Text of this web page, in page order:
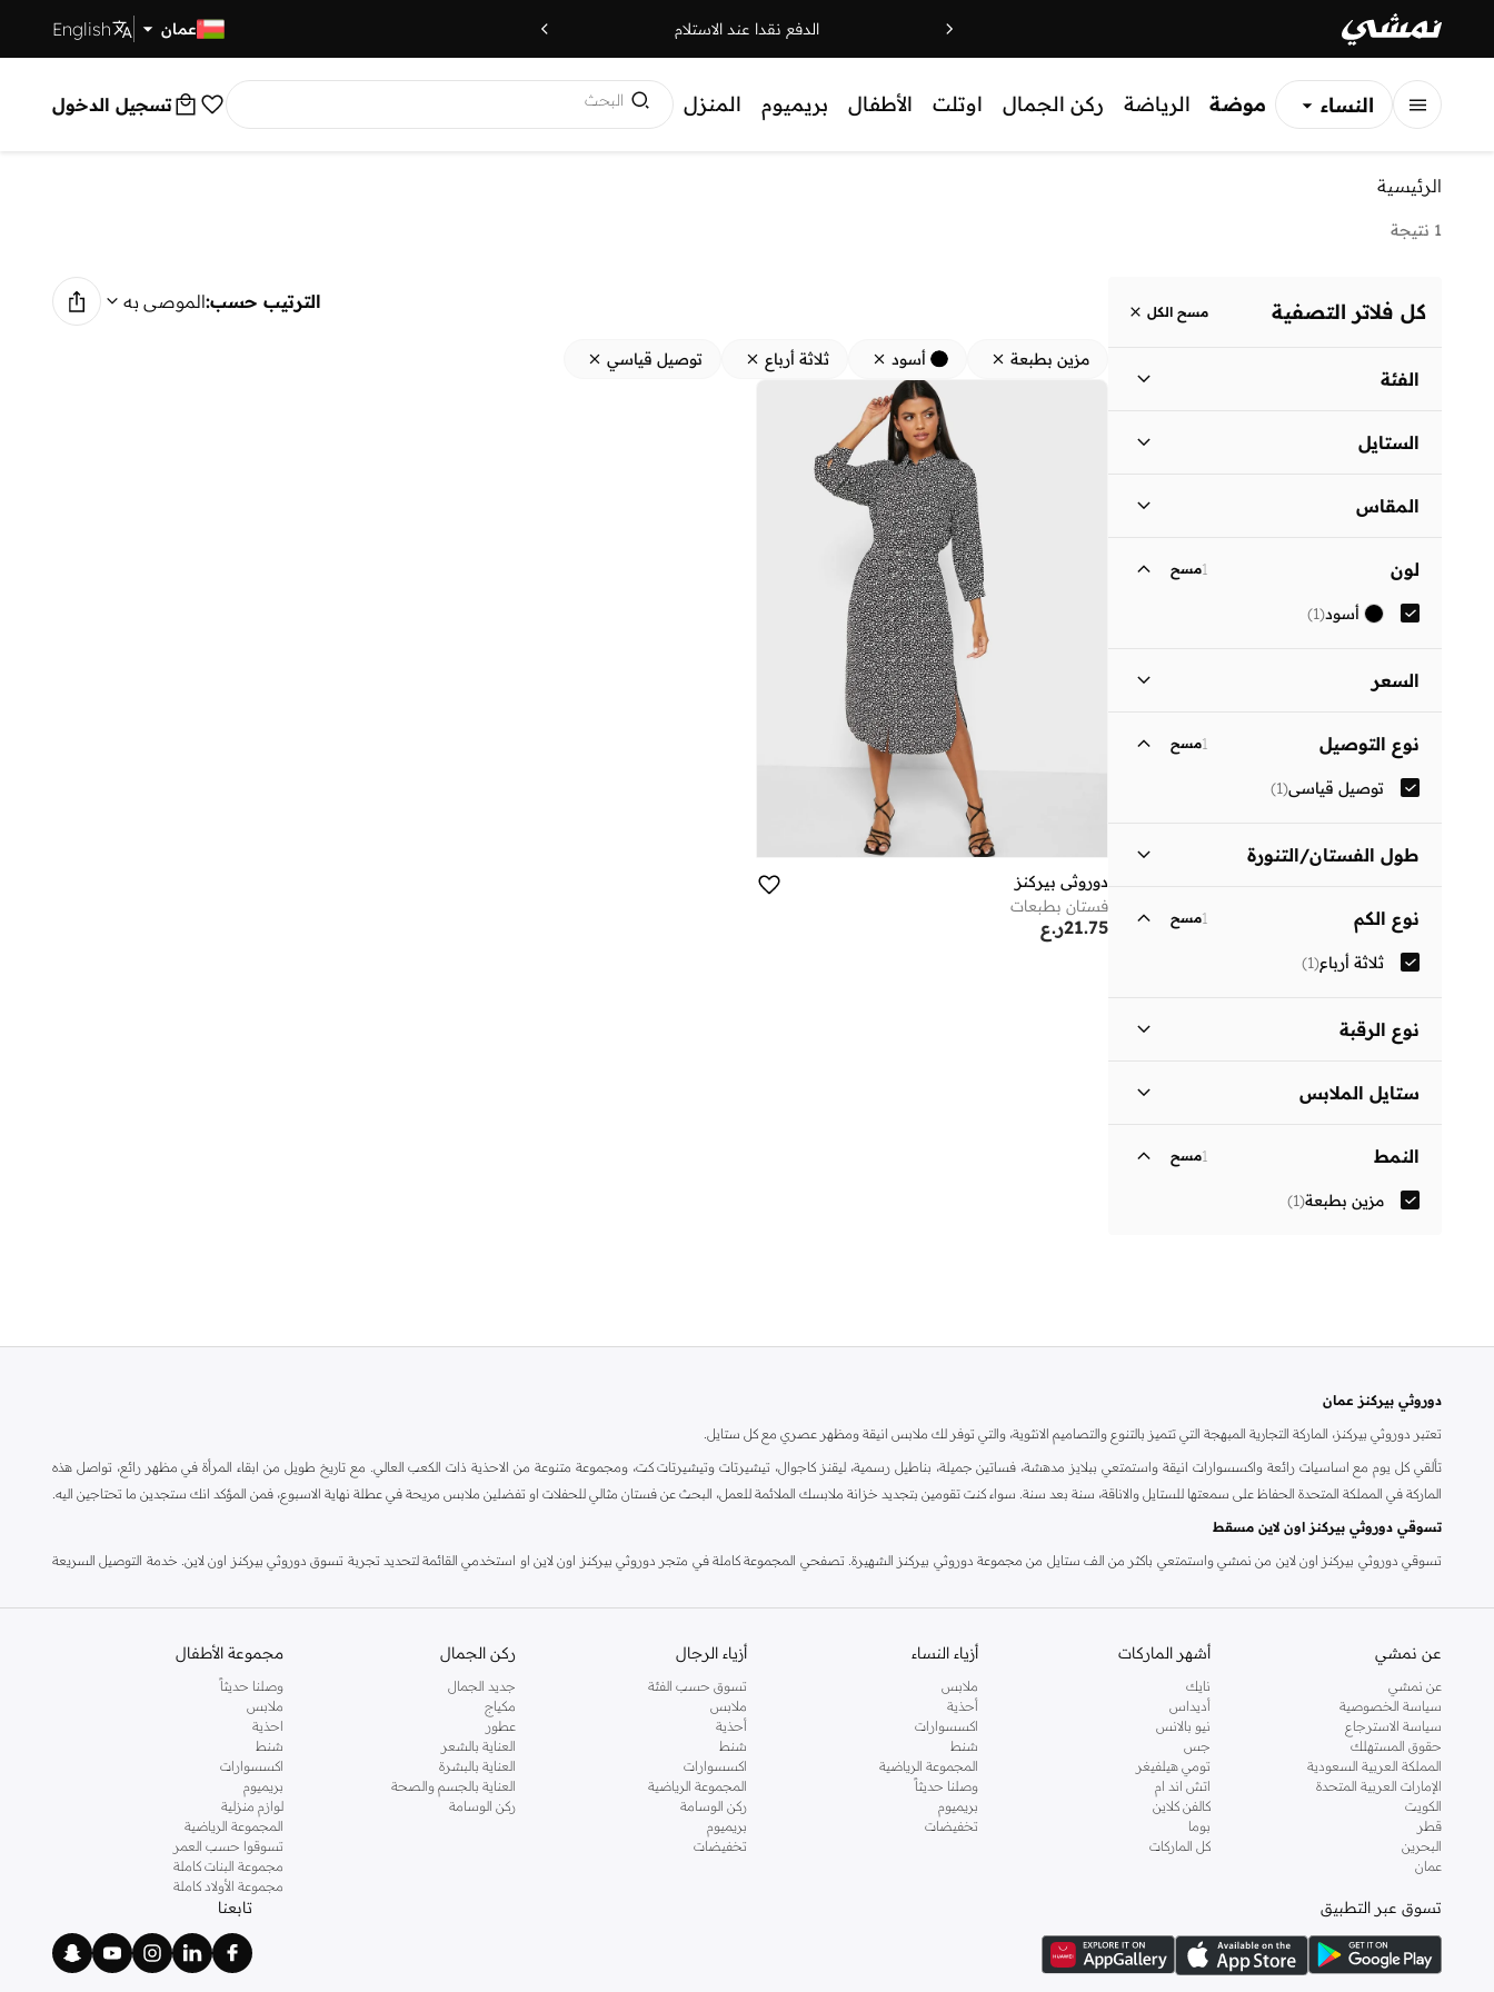
الدفع نقدا عند الاستلام عمان English
النساء
موضة الرياضة ركن الجمال اوتلت الأطفال بريميوم المنزل البحث تسجيل الدخول
الرئيسية
1 نتيجة
كل فلاتر التصفية مسح الكل
الفئة
نساء
الستايل
المقاس
M
(
)
لون 1مسح
أسود(
1
)
السعر
ر.ع
انطلق
نوع التوصيل 1مسح
توصيل قياسي(
1
)
طول الفستان/التنورة
نوع الكم 1مسح
ثلاثة أرباع(
1
)
نوع الرقبة
ستايل الملابس
النمط 1مسح
مزين بطبعة(
1
)
الترتيب حسب:الموصى به
مزين بطبعة أسود ثلاثة أرباع توصيل قياسي
دوروثي بيركنز
فستان بطبعات
ر.ع21.75
دوروثي بيركنز عمان
تعتبر دوروثي بيركنز، الماركة التجارية المبهجة التي تتميز بالتنوع والتصاميم الانثوية، والتي توفر لك ملابس انيقة ومظهر عصري مع كل ستايل.
تألقي كل يوم مع اساسيات رائعة واكسسوارات انيقة واستمتعي ببلايز مدهشة، فساتين جميلة، بناطيل رسمية، ليقنز كاجوال، تيشيرتات وتيشيرتات كت، ومجموعة متنوعة من الاحذية ذات الكعب العالي. مع تاريخ طويل من ابقاء المرأة في مظهر رائع، تواصل هذه
الماركة في المملكة المتحدة الحفاظ على سمعتها للستايل والاناقة، سنة بعد سنة. سواء كنت تقومين بتجديد خزانة ملابسك الملائمة للعمل، البحث عن فستان مثالي للحفلات او تفضلين ملابس مريحة في عطلة نهاية الاسبوع، فمن المؤكد انك ستجدين ما تحتاجين اليه.
تسوقي دوروثي بيركنز اون لاين مسقط
تسوقي دوروثي بيركنز اون لاين من نمشي واستمتعي باكثر من الف ستايل من مجموعة دوروثي بيركنز الشهيرة. تصفحي المجموعة كاملة في متجر دوروثي بيركنز اون لاين او استخدمي القائمة لتحديد تجربة تسوق دوروثي بيركنز اون لاين. خدمة التوصيل السريعة
عن نمشي
عن نمشي
سياسة الخصوصية
سياسة الاسترجاع
حقوق المستهلك
المملكة العربية السعودية
الإمارات العربية المتحدة
الكويت
قطر
البحرين
عمان
أشهر الماركات
نايك
أديداس
نيو بالانس
جس
تومي هيلفيغر
اتش اند ام
كالفن كلاين
بوما
كل الماركات
أزياء النساء
ملابس
أحذية
اكسسوارات
شنط
المجموعة الرياضية
وصلنا حديثاً
بريميوم
تخفيضات
أزياء الرجال
تسوق حسب الفئة
ملابس
أحذية
شنط
اكسسوارات
المجموعة الرياضية
ركن الوسامة
بريميوم
تخفيضات
ركن الجمال
جديد الجمال
مكياج
عطور
العناية بالشعر
العناية بالبشرة
العناية بالجسم والصحة
ركن الوسامة
مجموعة الأطفال
وصلنا حديثاً
ملابس
احذية
شنط
اكسسوارات
بريميوم
لوازم منزلية
المجموعة الرياضية
تسوقوا حسب العمر
مجموعة البنات كاملة
مجموعة الأولاد كاملة
تسوق عبر التطبيق تابعنا